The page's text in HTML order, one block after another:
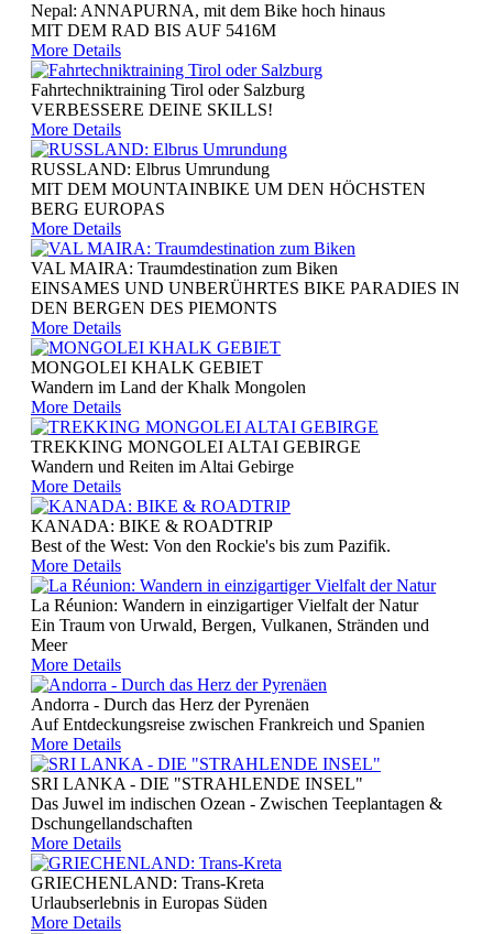
Nepal: ANNAPURNA, mit dem Bike hoch hinaus
MIT DEM RAD BIS AUF 5416M
More Details
Fahrtechniktraining Tirol oder Salzburg
VERBESSERE DEINE SKILLS!
More Details
RUSSLAND: Elbrus Umrundung
MIT DEM MOUNTAINBIKE UM DEN HÖCHSTEN
BERG EUROPAS
More Details
VAL MAIRA: Traumdestination zum Biken
EINSAMES UND UNBERÜHRTES BIKE PARADIES IN
DEN BERGEN DES PIEMONTS
More Details
MONGOLEI KHALK GEBIET
Wandern im Land der Khalk Mongolen
More Details
TREKKING MONGOLEI ALTAI GEBIRGE
Wandern und Reiten im Altai Gebirge
More Details
KANADA: BIKE & ROADTRIP
Best of the West: Von den Rockie's bis zum Pazifik.
More Details
La Réunion: Wandern in einzigartiger Vielfalt der Natur
Ein Traum von Urwald, Bergen, Vulkanen, Stränden und
Meer
More Details
Andorra - Durch das Herz der Pyrenäen
Auf Entdeckungsreise zwischen Frankreich und Spanien
More Details
SRI LANKA - DIE "STRAHLENDE INSEL"
Das Juwel im indischen Ozean - Zwischen Teeplantagen &
Dschungellandschaften
More Details
GRIECHENLAND: Trans-Kreta
Urlaubserlebnis in Europas Süden
More Details